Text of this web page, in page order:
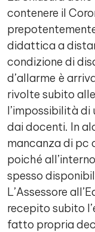
contenere il
didattica a
condizione di
d’allarme è
rivolte subito
l’impossibilità
dai docenti. In
mancanza di pc
poiché
spesso
L’Assessore
recepito subito
fatto propria